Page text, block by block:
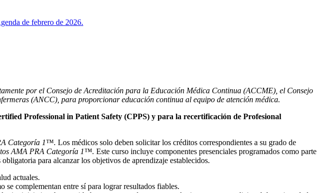
de febrero de 2026.
por el Consejo de Acreditación para la Educación Médica Continua (ACCME), el Consejo
(ANCC), para proporcionar educación continua al equipo de atención médica.
Professional in Patient Safety (CPPS) y para la recertificación de Profesional
Categoría 1™. Los médicos solo deben solicitar los créditos correspondientes a su grado de
AMA PRA Categoría 1™. Este curso incluye componentes presenciales programados como parte
para alcanzar los objetivos de aprendizaje establecidos.
actuales.
complementan entre sí para lograr resultados fiables.